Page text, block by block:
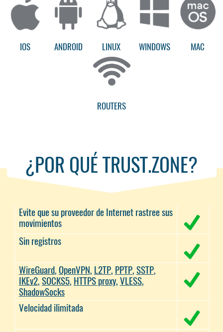
IOS ANDROID LINUX WINDOWS MAC
ROUTERS
¿POR QUÉ TRUST.ZONE?
Evite que su proveedor de Internet rastree sus
movimientos
Sin registros
WireGuard, OpenVPN, L2TP, PPTP, SSTP,
IKEv2, SOCKS5, HTTPS proxy, VLESS,
ShadowSocks
Velocidad ilimitada